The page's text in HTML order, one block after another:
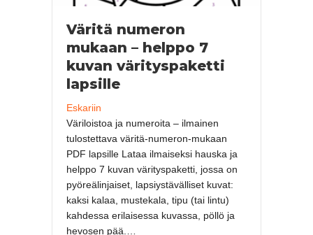
Väritä numeron
mukaan – helppo 7
kuvan värityspaketti
lapsille
Eskariin
Väriloistoa ja numeroita – ilmainen
tulostettava väritä-numeron-mukaan
PDF lapsille Lataa ilmaiseksi hauska ja
helppo 7 kuvan värityspaketti, jossa on
pyöreälinjaiset, lapsiystävälliset kuvat:
kaksi kalaa, mustekala, tipu (tai lintu)
kahdessa erilaisessa kuvassa, pöllö ja
hevosen pää.…